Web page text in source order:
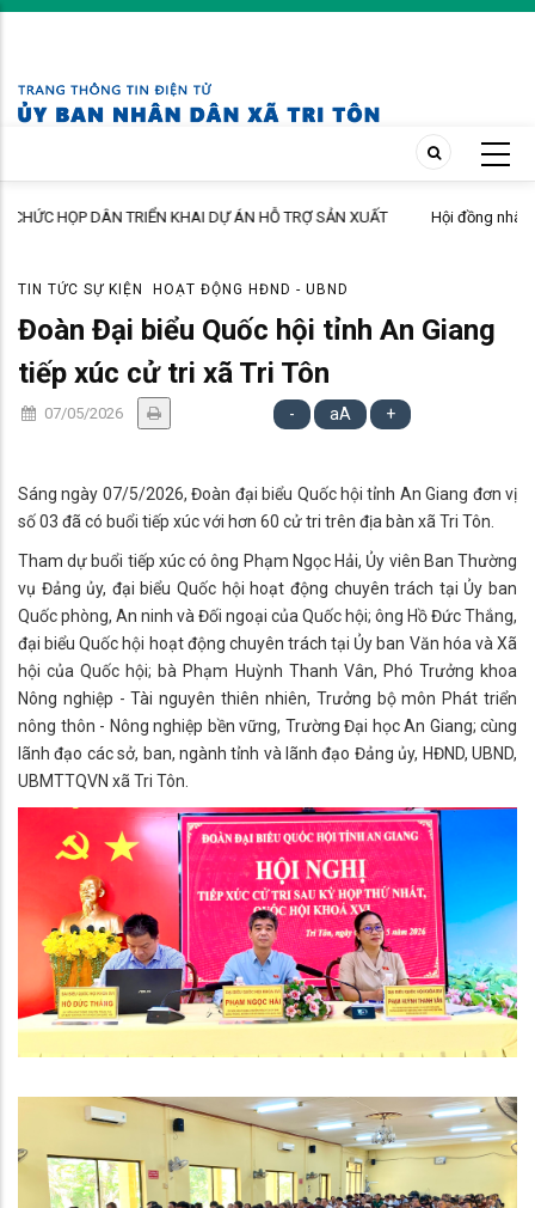
Skip
content
Hội đồng nhân dân xã Tri Tôn khóa II, Nhiệm kỳ 2026 – 2031 tổ chức kỳ
TIN TỨC SỰ KIỆN HOẠT ĐỘNG HĐND - UBND
Đoàn Đại biểu Quốc hội tỉnh An Giang
tiếp xúc cử tri xã Tri Tôn
07/05/2026 - aA +
Sáng ngày 07/5/2026, Đoàn đại biểu Quốc hội tỉnh An Giang đơn vị
số 03 đã có buổi tiếp xúc với hơn 60 cử tri trên địa bàn xã Tri Tôn.
Tham dự buổi tiếp xúc có ông Phạm Ngọc Hải, Ủy viên Ban Thường
vụ Đảng ủy, đại biểu Quốc hội hoạt động chuyên trách tại Ủy ban
Quốc phòng, An ninh và Đối ngoại của Quốc hội; ông Hồ Đức Thắng,
đại biểu Quốc hội hoạt động chuyên trách tại Ủy ban Văn hóa và Xã
hội của Quốc hội; bà Phạm Huỳnh Thanh Vân, Phó Trưởng khoa
Nông nghiệp - Tài nguyên thiên nhiên, Trưởng bộ môn Phát triển
nông thôn - Nông nghiệp bền vững, Trường Đại học An Giang; cùng
lãnh đạo các sở, ban, ngành tỉnh và lãnh đạo Đảng ủy, HĐND, UBND,
UBMTTQVN xã Tri Tôn.